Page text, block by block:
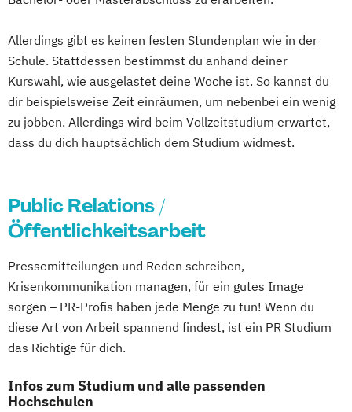
Allerdings gibt es keinen festen Stundenplan wie in der
Schule. Stattdessen bestimmst du anhand deiner
Kurswahl, wie ausgelastet deine Woche ist. So kannst du
dir beispielsweise Zeit einräumen, um nebenbei ein wenig
zu jobben. Allerdings wird beim Vollzeitstudium erwartet,
dass du dich hauptsächlich dem Studium widmest.
Public Relations /
Öffentlichkeitsarbeit
Pressemitteilungen und Reden schreiben,
Krisenkommunikation managen, für ein gutes Image
sorgen – PR-Profis haben jede Menge zu tun! Wenn du
diese Art von Arbeit spannend findest, ist ein PR Studium
das Richtige für dich.
Infos zum Studium und alle passenden
Hochschulen